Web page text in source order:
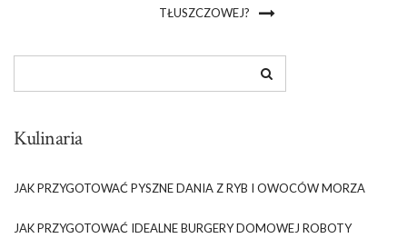
TŁUSZCZOWEJ?
Kulinaria
JAK PRZYGOTOWAĆ PYSZNE DANIA Z RYB I OWOCÓW MORZA
JAK PRZYGOTOWAĆ IDEALNE BURGERY DOMOWEJ ROBOTY